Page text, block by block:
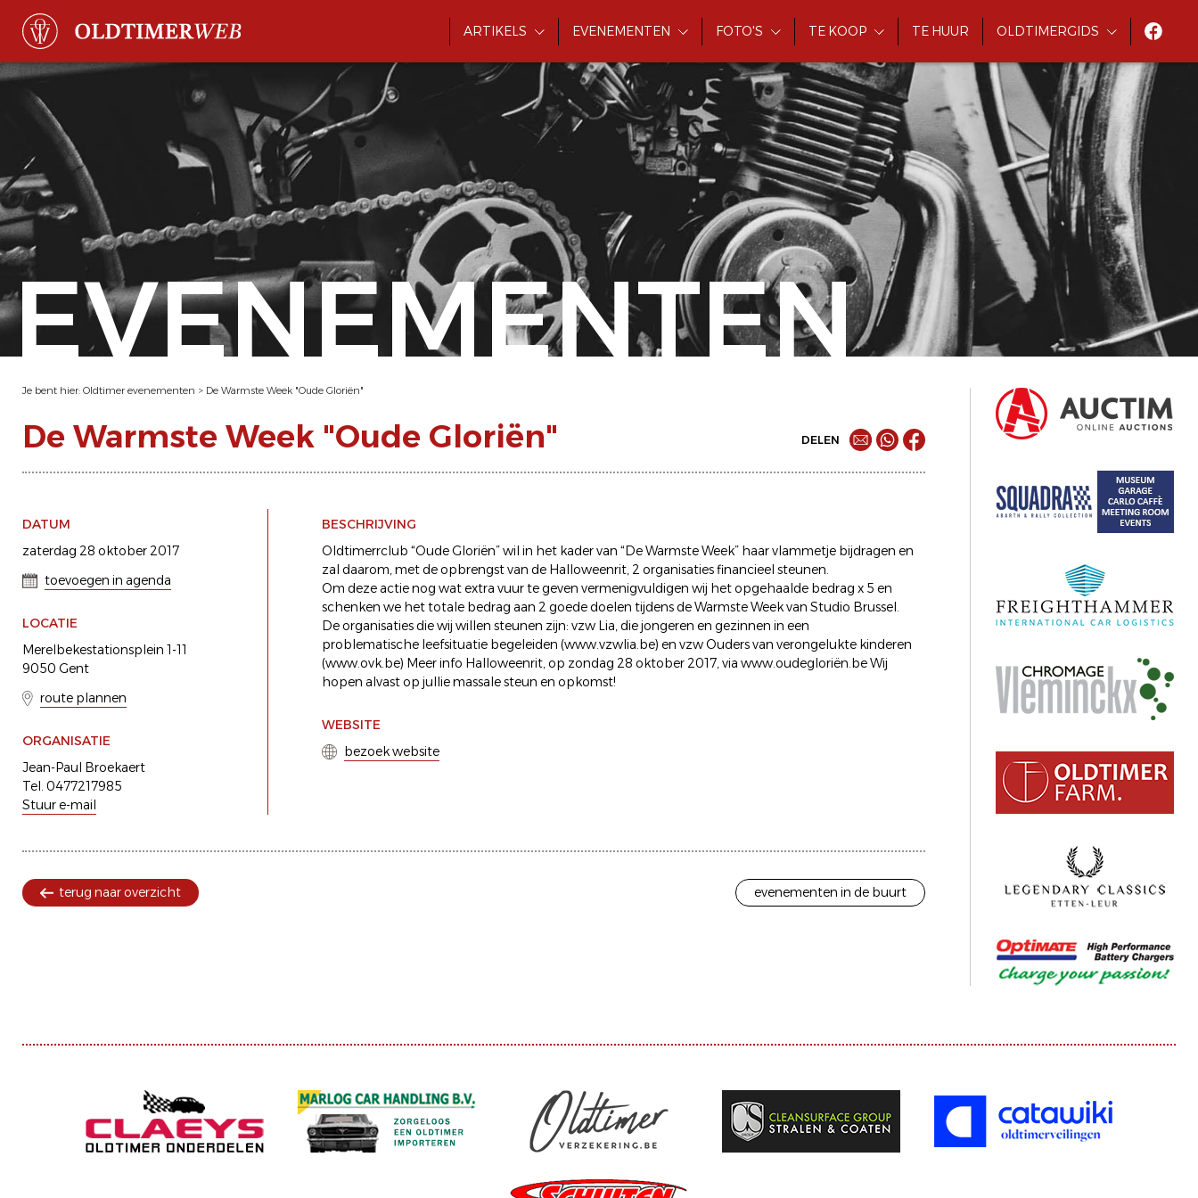
ARTIKELS EVENEMENTEN FOTO'S TE KOOP TE HUUR OLDTIMERGIDS
EVENEMENTEN
Je bent hier: Oldtimer evenementen > De Warmste Week "Oude Gloriën"
De Warmste Week "Oude Gloriën" DELEN
DATUM
zaterdag 28 oktober 2017
toevoegen in agenda
LOCATIE
Merelbekestationsplein 1-11
9050 Gent
route plannen
ORGANISATIE
Jean-Paul Broekaert
Tel. 0477217985
Stuur e-mail
BESCHRIJVING
Oldtimerrclub “Oude Gloriën” wil in het kader van “De Warmste Week” haar vlammetje bijdragen en
zal daarom, met de opbrengst van de Halloweenrit, 2 organisaties financieel steunen.
Om deze actie nog wat extra vuur te geven vermenigvuldigen wij het opgehaalde bedrag x 5 en
schenken we het totale bedrag aan 2 goede doelen tijdens de Warmste Week van Studio Brussel.
De organisaties die wij willen steunen zijn: vzw Lia, die jongeren en gezinnen in een
problematische leefsituatie begeleiden (www.vzwlia.be) en vzw Ouders van verongelukte kinderen
(www.ovk.be) Meer info Halloweenrit, op zondag 28 oktober 2017, via www.oudegloriën.be Wij
hopen alvast op jullie massale steun en opkomst!
WEBSITE
bezoek website
terug naar overzicht evenementen in de buurt